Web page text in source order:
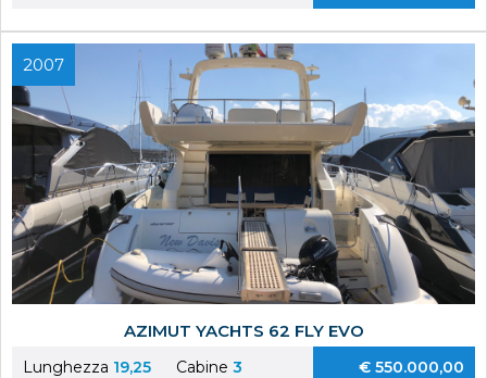
2007
AZIMUT YACHTS 62 FLY EVO
Lunghezza 19,25 Cabine 3 € 550.000,00